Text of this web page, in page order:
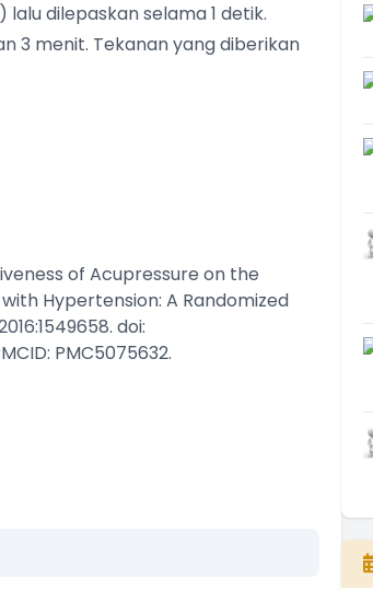
dilepaskan selama 1 detik.
3 menit. Tekanan yang diberikan
of Acupressure on the
Hypertension: A Randomized
doi:
PMC5075632.